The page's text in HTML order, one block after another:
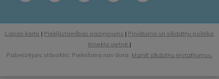
Lapas karte | Piekļūstamības paziņojums | Privātuma un sīkdatņu politika
tīmekļa vietnē |
Pašreizējais stāvoklis: Piekrišana nav dota. Mainīt sīkdatņu iestatījumus.